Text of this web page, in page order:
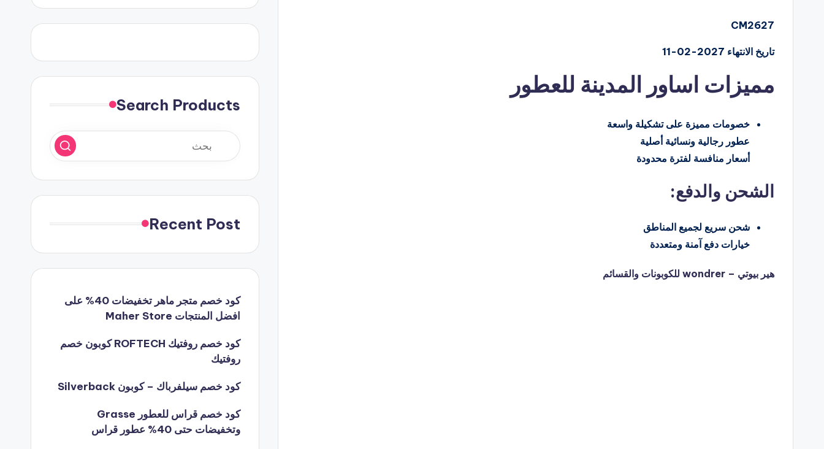
CM2627
تاريخ الانتهاء 2027-02-11
مميزات اساور المدينة للعطور
خصومات مميزة على تشكيلة واسعة
عطور رجالية ونسائية أصلية
أسعار منافسة لفترة محدودة
الشحن والدفع:
شحن سريع لجميع المناطق
خيارات دفع آمنة ومتعددة
هير بيوتي – wondrer للكوبونات والقسائم
Search Products
Recent Post
كود خصم متجر ماهر تخفيضات 40% على
افضل المنتجات Maher Store
كود خصم روفتيك ROFTECH كوبون خصم
روفتيك
كود خصم سيلفرباك – كوبون Silverback
كود خصم قراس للعطور Grasse
وتخفيضات حتى 40% عطور قراس